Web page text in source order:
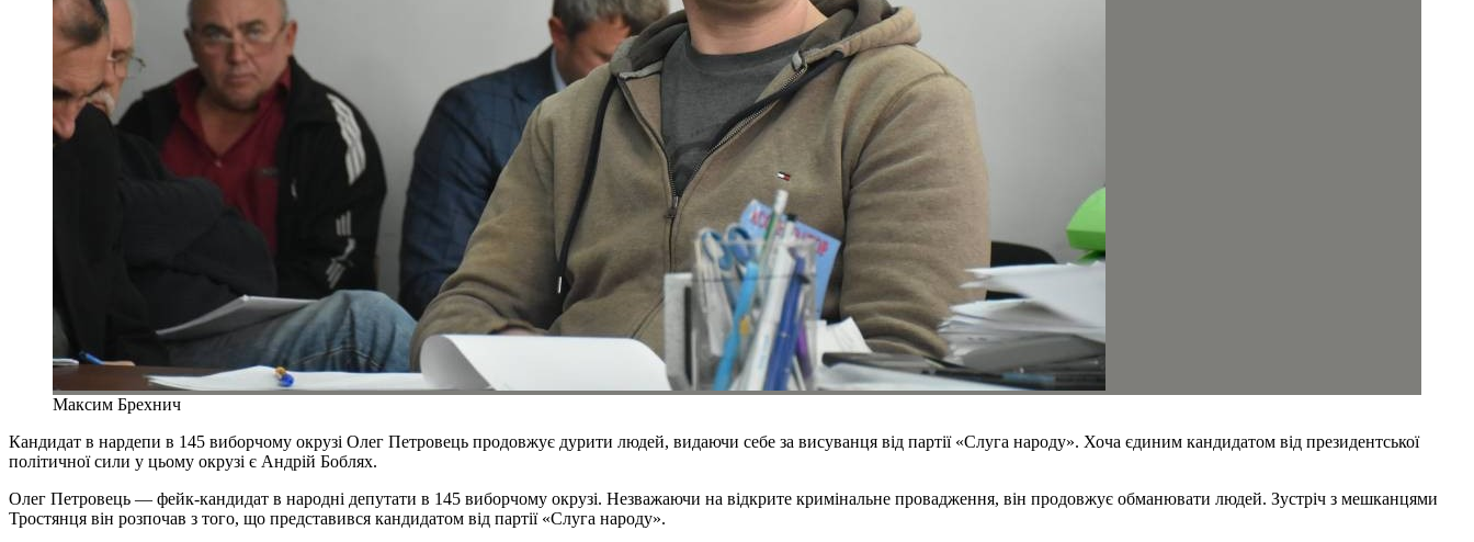
Максим Брехнич
Кандидат в нардепи в 145 виборчому окрузі Олег Петровець продовжує дурити людей, видаючи себе за висуванця від партії «Слуга народу». Хоча єдиним кандидатом від президентської
політичної сили у цьому окрузі є Андрій Боблях.
Олег Петровець — фейк-кандидат в народні депутати в 145 виборчому окрузі. Незважаючи на відкрите кримінальне провадження, він продовжує обманювати людей. Зустріч з мешканцями
Тростянця він розпочав з того, що представився кандидатом від партії «Слуга народу».